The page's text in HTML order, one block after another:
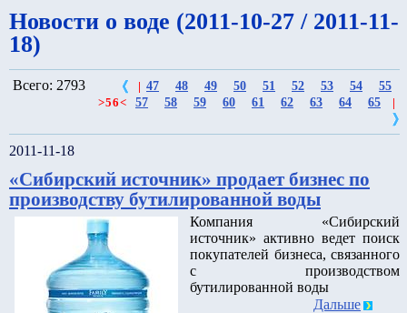
Новости о воде (2011-10-27 / 2011-11-
18)
Всего: 2793 47 48 49 50 51 52 53 54 55
>56< 57 58 59 60 61 62 63 64 65
2011-11-18
«Сибирский источник» продает бизнес по
производству бутилированной воды
Компания «Сибирский
источник» активно ведет поиск
покупателей бизнеса, связанного
с производством
бутилированной воды
Дальше